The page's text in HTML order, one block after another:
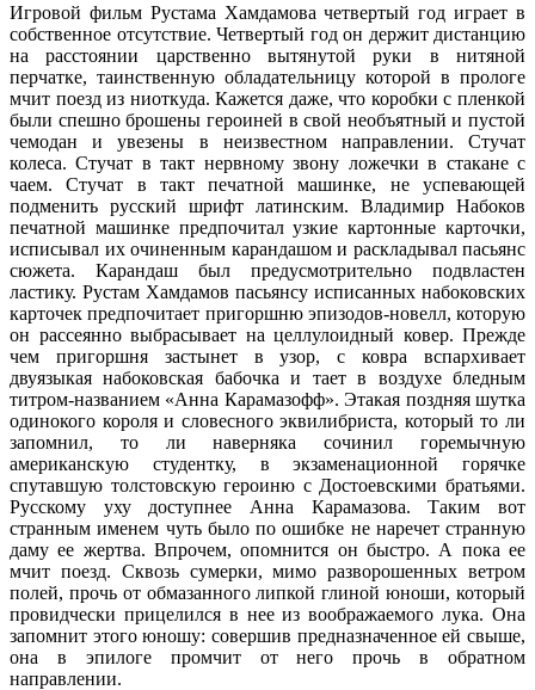
Игровой фильм Рустама Хамдамова четвертый год играет в
собственное отсутствие. Четвертый год он держит дистанцию
на расстоянии царственно вытянутой руки в нитяной
перчатке, таинственную обладательницу которой в прологе
мчит поезд из ниоткуда. Кажется даже, что коробки с пленкой
были спешно брошены героиней в свой необъятный и пустой
чемодан и увезены в неизвестном направлении. Стучат
колеса. Стучат в такт нервному звону ложечки в стакане с
чаем. Стучат в такт печатной машинке, не успевающей
подменить русский шрифт латинским. Владимир Набоков
печатной машинке предпочитал узкие картонные карточки,
исписывал их очиненным карандашом и раскладывал пасьянс
сюжета. Карандаш был предусмотрительно подвластен
ластику. Рустам Хамдамов пасьянсу исписанных набоковских
карточек предпочитает пригоршню эпизодов-новелл, которую
он рассеянно выбрасывает на целлулоидный ковер. Прежде
чем пригоршня застынет в узор, с ковра вспархивает
двуязыкая набоковская бабочка и тает в воздухе бледным
титром-названием «Анна Карамазофф». Этакая поздняя шутка
одинокого короля и словесного эквилибриста, который то ли
запомнил, то ли наверняка сочинил горемычную
американскую студентку, в экзаменационной горячке
спутавшую толстовскую героиню с Достоевскими братьями.
Русскому уху доступнее Анна Карамазова. Таким вот
странным именем чуть было по ошибке не наречет странную
даму ее жертва. Впрочем, опомнится он быстро. А пока ее
мчит поезд. Сквозь сумерки, мимо разворошенных ветром
полей, прочь от обмазанного липкой глиной юноши, который
провидчески прицелился в нее из воображаемого лука. Она
запомнит этого юношу: совершив предназначенное ей свыше,
она в эпилоге промчит от него прочь в обратном
направлении.